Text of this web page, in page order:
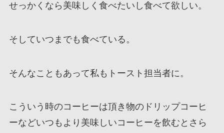
せっかくなら美味しく食べたいし食べて欲しい。
そしていつまでも食べている。
そんなこともあって私もトースト担当者に。
こういう時のコーヒーは頂き物のドリップコーヒ
ーなどいつもより美味しいコーヒーを飲むとさら